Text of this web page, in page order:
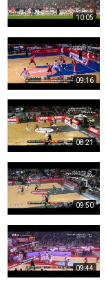
10:05
09:16
08:21
09:50
09:44